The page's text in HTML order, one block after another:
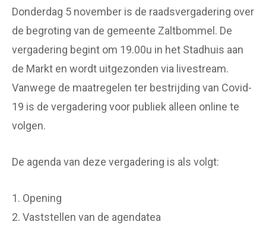
Donderdag 5 november is de raadsvergadering over
de begroting van de gemeente Zaltbommel. De
vergadering begint om 19.00u in het Stadhuis aan
de Markt en wordt uitgezonden via livestream.
Vanwege de maatregelen ter bestrijding van Covid-
19 is de vergadering voor publiek alleen online te
volgen.
De agenda van deze vergadering is als volgt:
1. Opening
2. Vaststellen van de agendatea